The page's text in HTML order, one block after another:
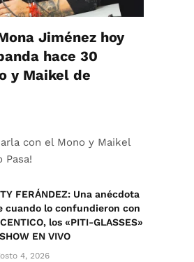
Jiménez hoy
hace 30
y Maikel de
con el Mono y Maikel
Pasa!
FERÁNDEZ: Una anécdota
cuando lo confundieron con
los «PITI-GLASSES»
EN VIVO
4, 2026